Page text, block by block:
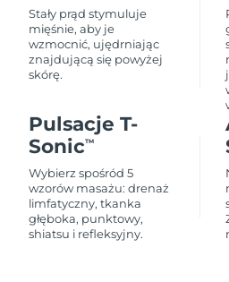
Stały prąd stymuluje
mięśnie, aby je
wzmocnić, ujędrniając
znajdującą się powyżej
skórę.
Pulsacje T-
SonicTM
Wybierz spośród 5
wzorów masażu: drenaż
limfatyczny, tkanka
głęboka, punktowy,
shiatsu i refleksyjny.